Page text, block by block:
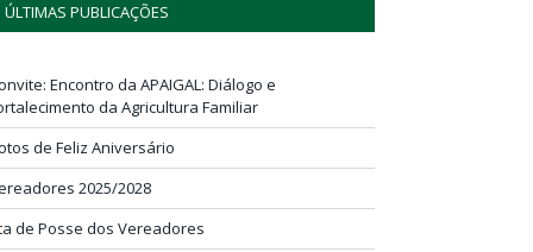
ÚLTIMAS PUBLICAÇÕES
Encontro da APAIGAL: Diálogo e
da Agricultura Familiar
de Feliz Aniversário
2025/2028
de Posse dos Vereadores